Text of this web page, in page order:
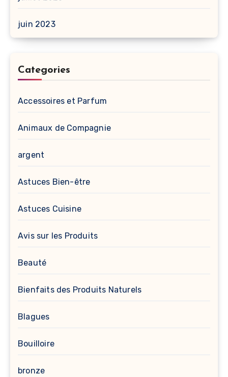
juin 2023
Categories
Accessoires et Parfum
Animaux de Compagnie
argent
Astuces Bien-être
Astuces Cuisine
Avis sur les Produits
Beauté
Bienfaits des Produits Naturels
Blagues
Bouilloire
bronze